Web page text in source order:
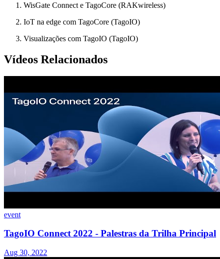
WisGate Connect e TagoCore (RAKwireless)
IoT na edge com TagoCore (TagoIO)
Visualizações com TagoIO (TagoIO)
Vídeos Relacionados
event
TagoIO Connect 2022 - Palestras da Trilha Principal
Aug 30, 2022